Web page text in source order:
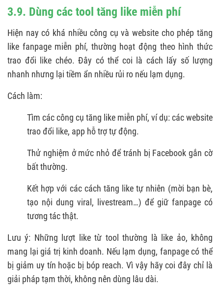
3.9. Dùng các tool tăng like miễn phí
Hiện nay có khá nhiều công cụ và website cho phép tăng
like fanpage miễn phí, thường hoạt động theo hình thức
trao đổi like chéo. Đây có thể coi là cách lấy số lượng
nhanh nhưng lại tiềm ẩn nhiều rủi ro nếu lạm dụng.
Cách làm:
Tìm các công cụ tăng like miễn phí, ví dụ: các website
trao đổi like, app hỗ trợ tự động.
Thử nghiệm ở mức nhỏ để tránh bị Facebook gắn cờ
bất thường.
Kết hợp với các cách tăng like tự nhiên (mời bạn bè,
tạo nội dung viral, livestream…) để giữ fanpage có
tương tác thật.
Lưu ý: Những lượt like từ tool thường là like ảo, không
mang lại giá trị kinh doanh. Nếu lạm dụng, fanpage có thể
bị giảm uy tín hoặc bị bóp reach. Vì vậy hãy coi đây chỉ là
giải pháp tạm thời, không nên dùng lâu dài.